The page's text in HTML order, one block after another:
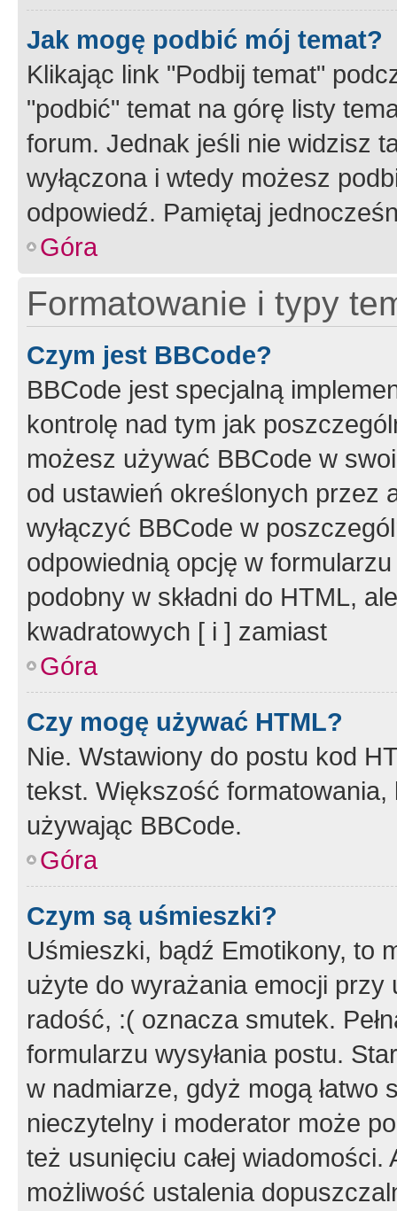
Jak mogę podbić mój temat?
Klikając link "Podbij temat"
"podbić" temat na górę listy
forum. Jednak jeśli nie widzisz
wyłączona i wtedy możesz
odpowiedź. Pamiętaj
Góra
Formatowanie i typy
Czym jest BBCode?
BBCode jest specjalną
kontrolę nad tym jak
możesz używać BBCode w
od ustawień określonych przez
wyłączyć BBCode w
odpowiednią opcję w
podobny w składni do HTML,
kwadratowych [ i ] zamiast
Góra
Czy mogę używać HTML?
Nie. Wstawiony do postu kod
tekst. Większość
używając BBCode.
Góra
Czym są uśmieszki?
Uśmieszki, bądź Emotikony, to
użyte do wyrażania emocji
radość, :( oznacza smutek.
formularzu wysyłania postu.
w nadmiarze, gdyż mogą
nieczytelny i moderator może
też usunięciu całej
możliwość ustalenia